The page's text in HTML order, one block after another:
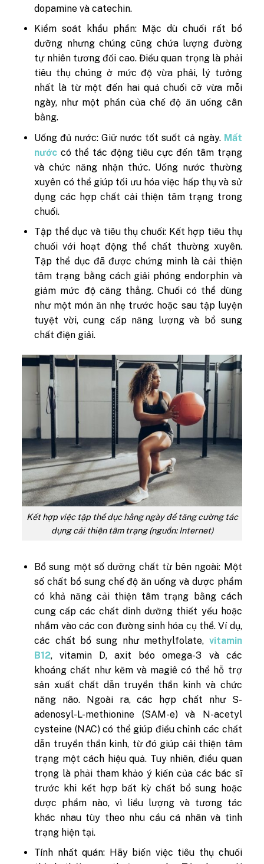
dopamine và catechin.
Kiểm soát khẩu phần: Mặc dù chuối rất bổ
dưỡng nhưng chúng cũng chứa lượng đường
tự nhiên tương đối cao. Điều quan trọng là phải
tiêu thụ chúng ở mức độ vừa phải, lý tưởng
nhất là từ một đến hai quả chuối cỡ vừa mỗi
ngày, như một phần của chế độ ăn uống cân
bằng.
Uống đủ nước: Giữ nước tốt suốt cả ngày. Mất
nước có thể tác động tiêu cực đến tâm trạng
và chức năng nhận thức. Uống nước thường
xuyên có thể giúp tối ưu hóa việc hấp thụ và sử
dụng các hợp chất cải thiện tâm trạng trong
chuối.
Tập thể dục và tiêu thụ chuối: Kết hợp tiêu thụ
chuối với hoạt động thể chất thường xuyên.
Tập thể dục đã được chứng minh là cải thiện
tâm trạng bằng cách giải phóng endorphin và
giảm mức độ căng thẳng. Chuối có thể dùng
như một món ăn nhẹ trước hoặc sau tập luyện
tuyệt vời, cung cấp năng lượng và bổ sung
chất điện giải.
Kết hợp việc tập thể dục hằng ngày để tăng cường tác
dụng cải thiện tâm trạng (nguồn: Internet)
Bổ sung một số dưỡng chất từ bên ngoài: Một
số chất bổ sung chế độ ăn uống và dược phẩm
có khả năng cải thiện tâm trạng bằng cách
cung cấp các chất dinh dưỡng thiết yếu hoặc
nhắm vào các con đường sinh hóa cụ thể. Ví dụ,
các chất bổ sung như methylfolate, vitamin
B12, vitamin D, axit béo omega-3 và các
khoáng chất như kẽm và magiê có thể hỗ trợ
sản xuất chất dẫn truyền thần kinh và chức
năng não. Ngoài ra, các hợp chất như S-
adenosyl-L-methionine (SAM-e) và N-acetyl
cysteine (NAC) có thể giúp điều chỉnh các chất
dẫn truyền thần kinh, từ đó giúp cải thiện tâm
trạng một cách hiệu quả. Tuy nhiên, điều quan
trọng là phải tham khảo ý kiến ​​của các bác sĩ
trước khi kết hợp bất kỳ chất bổ sung hoặc
dược phẩm nào, vì liều lượng và tương tác
khác nhau tùy theo nhu cầu cá nhân và tình
trạng hiện tại.
Tính nhất quán: Hãy biến việc tiêu thụ chuối